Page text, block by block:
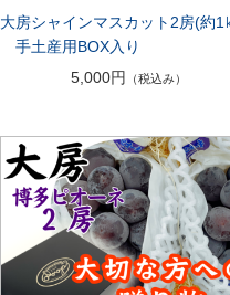
大房シャインマスカット2房(約1
手土産用BOX入り
5,000円
（税込み）